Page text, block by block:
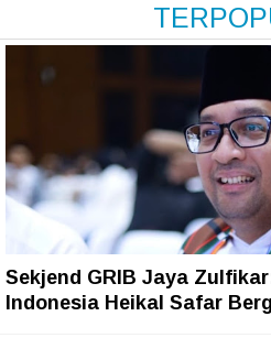
Sekjend GRIB Jaya
Indonesia Heikal Safar